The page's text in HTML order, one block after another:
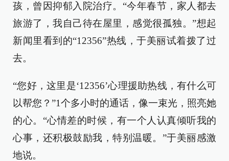
孩，曾因抑郁入院治疗。“今年春节，家人都去
旅游了，我自己待在屋里，感觉很孤独。”想起
新闻里看到的“12356”热线，于美丽试着拨了过
去。
“您好，这里是‘12356’心理援助热线，有什么可
以帮您？”1个多小时的通话，像一束光，照亮她
的心。“心情差的时候，有一个人认真倾听我的
心事，还积极鼓励我，特别温暖。”于美丽感激
地说。